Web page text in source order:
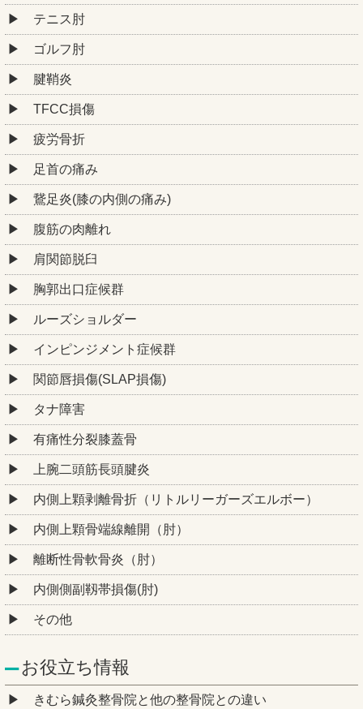
テニス肘
ゴルフ肘
腱鞘炎
TFCC損傷
疲労骨折
足首の痛み
鵞足炎(膝の内側の痛み)
腹筋の肉離れ
肩関節脱臼
胸郭出口症候群
ルーズショルダー
インピンジメント症候群
関節唇損傷(SLAP損傷)
タナ障害
有痛性分裂膝蓋骨
上腕二頭筋長頭腱炎
内側上顆剥離骨折（リトルリーガーズエルボー）
内側上顆骨端線離開（肘）
離断性骨軟骨炎（肘）
内側側副靱帯損傷(肘)
その他
お役立ち情報
きむら鍼灸整骨院と他の整骨院との違い